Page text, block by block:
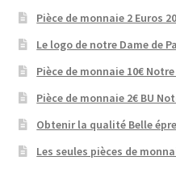
Pièce de monnaie 2 Euros
Le logo de notre Dame de
Pièce de monnaie 10€
Pièce de monnaie 2€ BU
Obtenir la qualité Belle
Les seules pièces de